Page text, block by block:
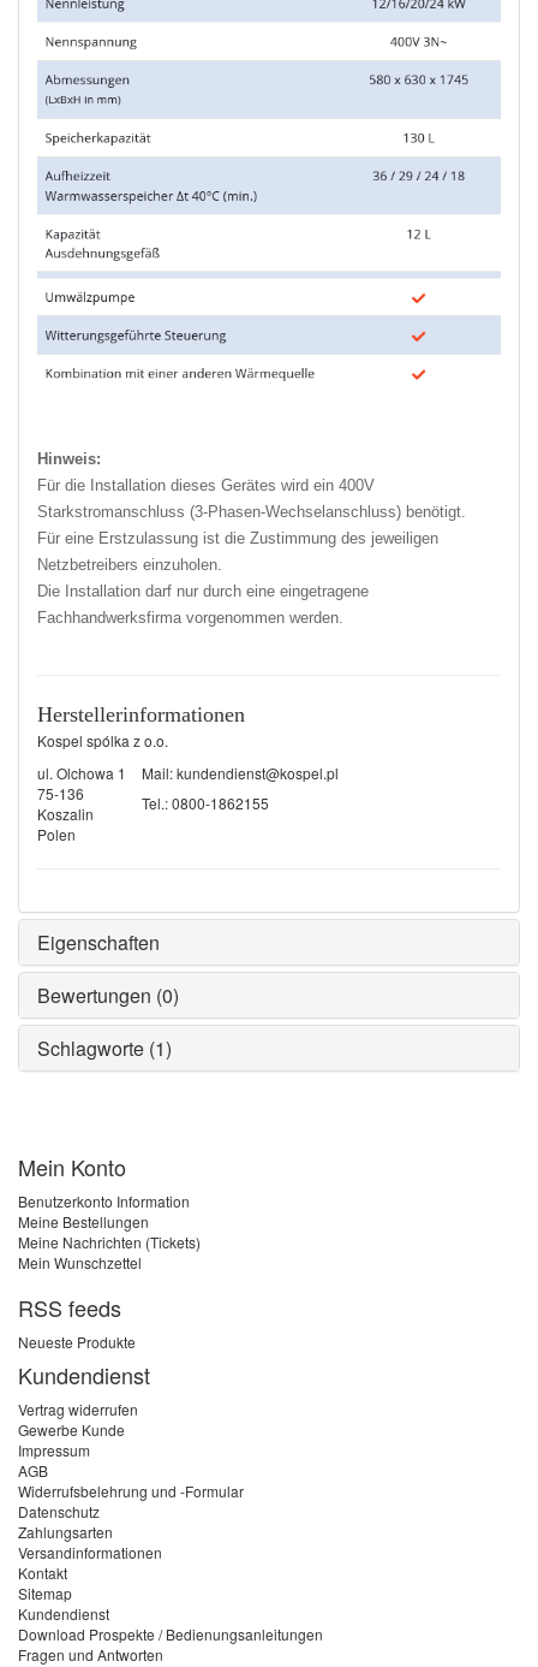
Hinweis:
Für die Installation dieses Gerätes wird ein 400V
Starkstromanschluss (3-Phasen-Wechselanschluss) benötigt.
Für eine Erstzulassung ist die Zustimmung des jeweiligen
Netzbetreibers einzuholen.
Die Installation darf nur durch eine eingetragene
Fachhandwerksfirma vorgenommen werden.
Herstellerinformationen
Kospel spólka z o.o.
ul. Olchowa 1
Mail:kundendienst@kospel.pl
75-136
Koszalin
Tel.: 0800-1862155
Polen
Eigenschaften
Bewertungen (0)
Schlagworte (1)
Mein Konto
Benutzerkonto Information
Meine Bestellungen
Meine Nachrichten (Tickets)
Mein Wunschzettel
RSS feeds
Neueste Produkte
Kundendienst
Vertrag widerrufen
Gewerbe Kunde
Impressum
AGB
Widerrufsbelehrung und -Formular
Datenschutz
Zahlungsarten
Versandinformationen
Kontakt
Sitemap
Kundendienst
Download Prospekte / Bedienungsanleitungen
Fragen und Antworten